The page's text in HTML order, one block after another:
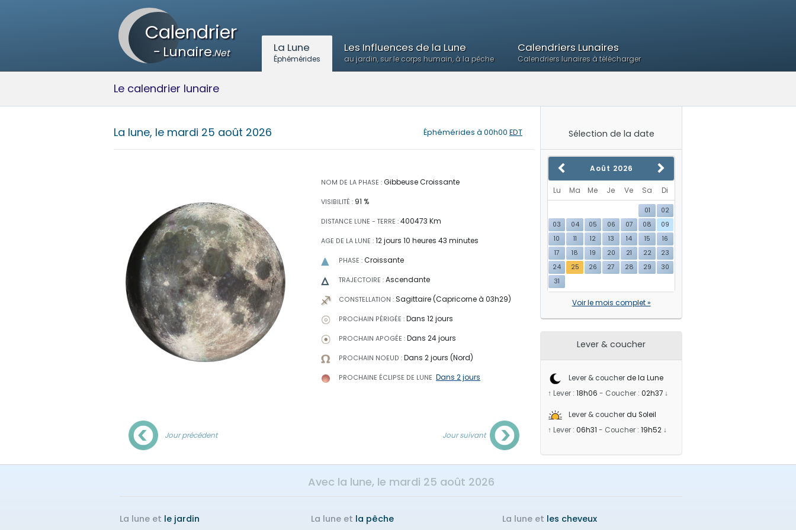
Calendrier
-Lunaire.Net La Lune
Éphémérides
Les Influences de la Lune
au jardin, sur le corps humain, à la pêche
Calendriers Lunaires
Calendriers lunaires à télécharger
Le calendrier lunaire
La lune, le mardi 25 août 2026 Éphémérides à 00h00 EDT
NOM DE LA PHASE : Gibbeuse Croissante
VISIBILITÉ : 91 %
DISTANCE LUNE - TERRE : 400473 Km
AGE DE LA LUNE : 12 jours 10 heures 43 minutes
PHASE : Croissante
TRAJECTOIRE : Ascendante
CONSTELLATION : Sagittaire (Capricorne à 03h29)
PROCHAIN PÉRIGÉE : Dans 12 jours
PROCHAIN APOGÉE : Dans 24 jours
PROCHAIN NOEUD : Dans 2 jours (Nord)
PROCHAINE ÉCLIPSE DE LUNE Dans 2 jours
Jour précédent Jour suivant
Sélection de la date
Août 2026
Lu Ma Me Je Ve Sa Di
01
02
03
04 05 06 07 08
09
10
11 12 13 14 15
16
17
18 19 20 21 22
23
24
25 26 27 28 29
30
31
Voir le mois complet »
Lever & coucher
Lever & coucherde la Lune
↑ Lever : 18h06 - Coucher : 02h37↓
Lever & coucherdu Soleil
↑ Lever : 06h31 - Coucher : 19h52↓
Avec la lune, le mardi 25 août 2026
La lune et le jardin La lune et la pêche La lune et les cheveux